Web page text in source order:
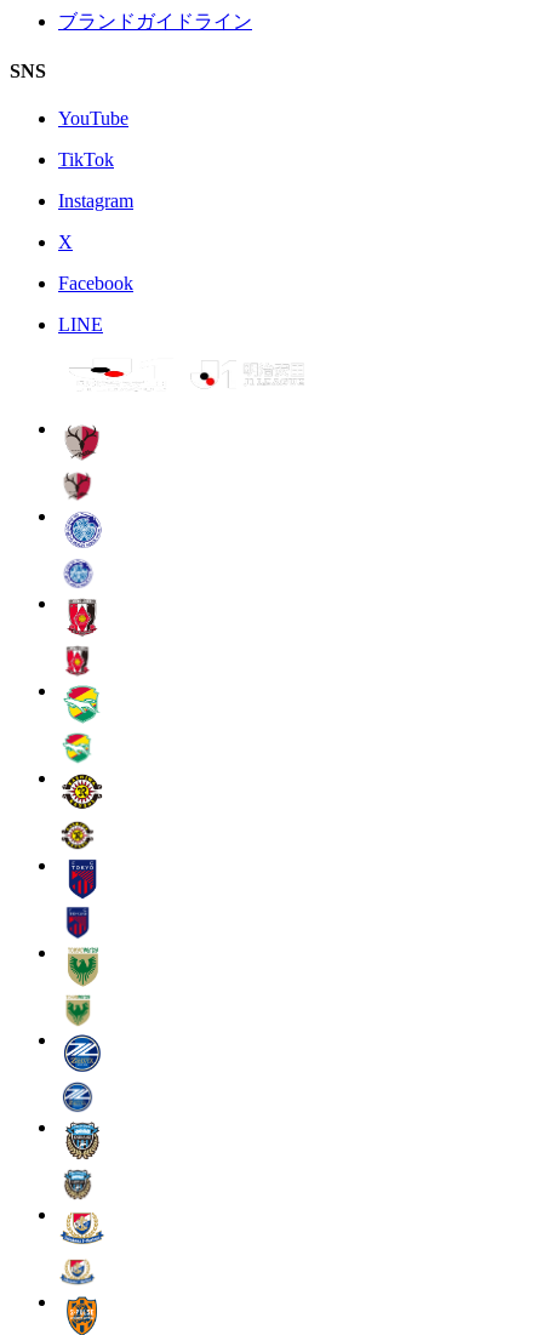
ブランドガイドライン
SNS
YouTube
TikTok
Instagram
X
Facebook
LINE